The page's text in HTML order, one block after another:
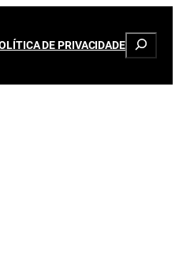
DE PRIVACIDADE